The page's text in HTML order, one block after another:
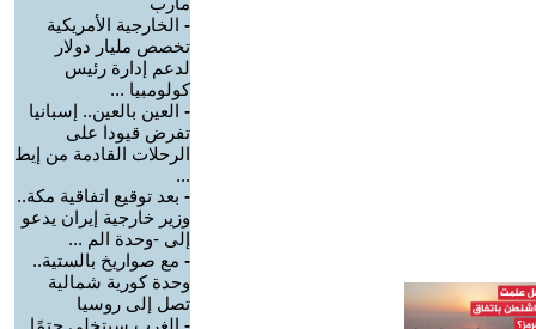
- الخارجية الأمريكية
تخصص مليار دولار
لدعم إدارة رئيس
كولومبيا ...
- العين بالعين.. إسبانيا
تفرض قيودا على
الرحلات القادمة من إيط
...
- بعد توقيع اتفاقية مكة..
وزير خارجية إيران يدعو
إلى -وحدة الم ...
- مع صواريخ بالستية..
وحدة كورية شمالية
تصل إلى روسيا
- الغرب سيتخلى حتمًا